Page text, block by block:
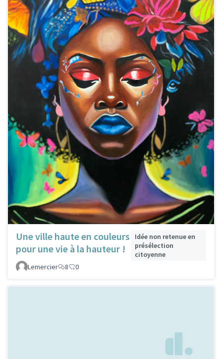
Une ville haute en couleurs
pour une vie à la hauteur !
Idée non retenue en
présélection
citoyenne
Lemercier
8 0